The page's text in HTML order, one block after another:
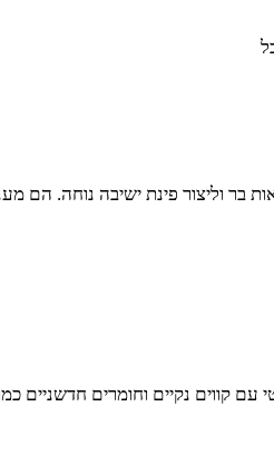
וליצור פינת ישיבה נוחה. הם
קווים נקיים וחומרים חדשניים